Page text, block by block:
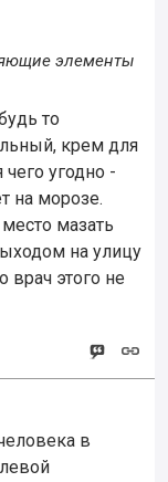
элементы
то
крем для
чего угодно -
на морозе.
мазать
на улицу
врач этого не
в